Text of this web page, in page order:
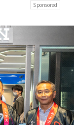
Sponsored